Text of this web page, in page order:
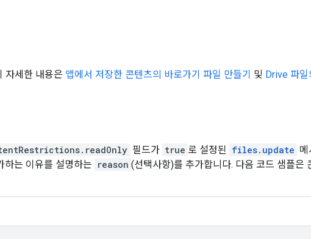
자세한 내용은 앱에서 저장한 콘텐츠의 바로가기 파일 만들기 및 Drive 파일
필드가 true 로 설정된 files.update 메
하는 이유를 설명하는 reason (선택사항)를 추가합니다. 다음 코드 샘플은